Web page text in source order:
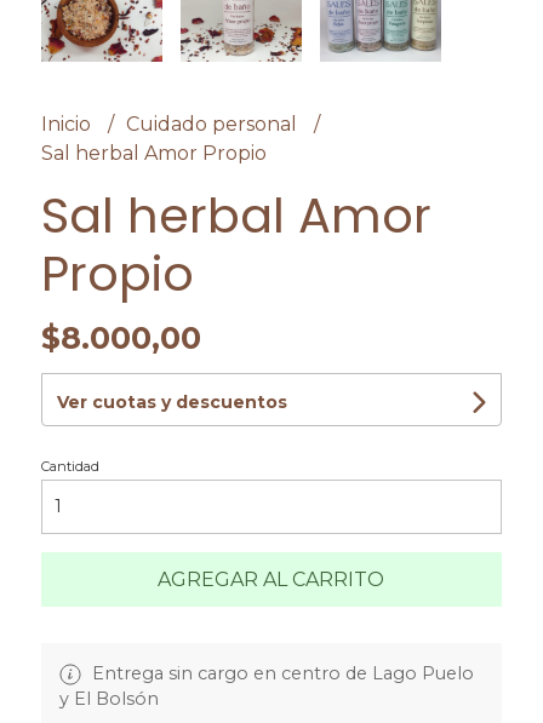
Inicio
Cuidado personal
Sal herbal Amor Propio
Sal herbal Amor
Propio
$8.000,00
Ver cuotas y descuentos
Cantidad
AGREGAR AL CARRITO
Entrega sin cargo en centro de Lago Puelo
y El Bolsón